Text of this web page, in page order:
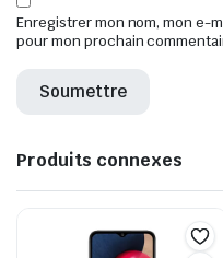
Enregistrer mon nom, mon e-
pour mon prochain
Produits connexes